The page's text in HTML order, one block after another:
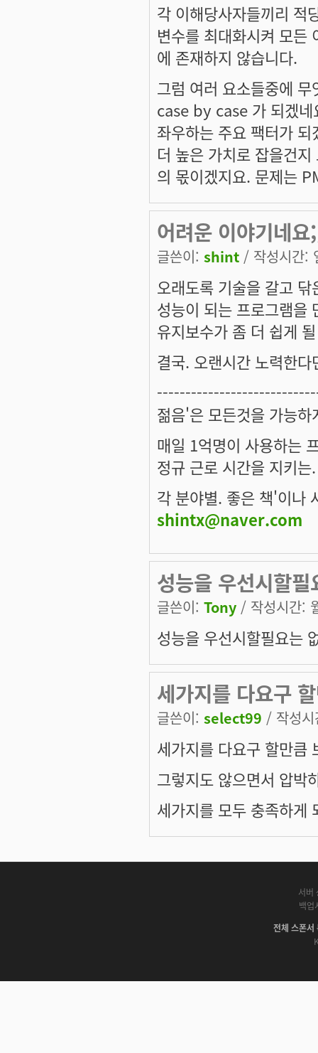
각 이해당사자들끼리 적
변수를 최대화시켜 모든
에 존재하지 않습니다.
그럼 여러 요소들중에
case by case 가 되겠네
좌우하는 주요 팩터가
더 높은 가치로 잡을건
의 몫이겠지요. 문제는
어려운 이야기네
글쓴이: shint / 작성시간:
오래도록 기술을 갈고
성능이 되는 프로그램을
유지보수가 좀 더 쉽게
결국. 오랜시간 노력한
젊음'은 모든것을 가능하
매일 1억명이 사용하는
정규 근로 시간을 지키
각 분야별. 좋은 책'이나
shintx@naver.com
성능을 우선시할
글쓴이: Tony / 작성시간:
성능을 우선시할필요는
세가지를 다요구
글쓴이: select99 / 작성
세가지를 다요구 할만큼
그렇지도 않으면서 압박
세가지를 모두 충족하게
서버
백업
전체 스폰서